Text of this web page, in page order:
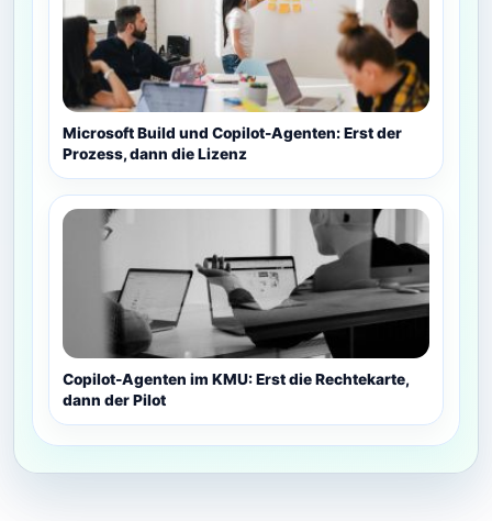
Microsoft Build und Copilot-Agenten: Erst der
Prozess, dann die Lizenz
Copilot-Agenten im KMU: Erst die Rechtekarte,
dann der Pilot